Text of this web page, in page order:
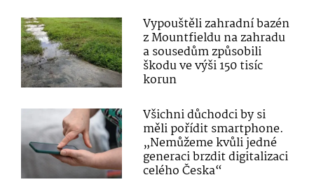
Vypouštěli zahradní bazén
z Mountfieldu na zahradu
a sousedům způsobili
škodu ve výši 150 tisíc
korun
Všichni důchodci by si
měli pořídit smartphone.
„Nemůžeme kvůli jedné
generaci brzdit digitalizaci
celého Česka“